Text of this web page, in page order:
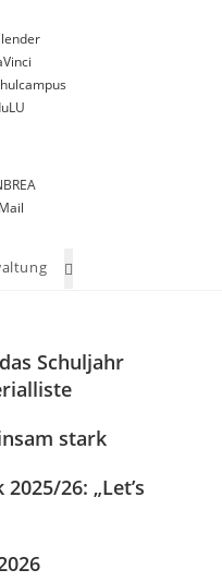
Schuljahr
stark
26: „Let’s